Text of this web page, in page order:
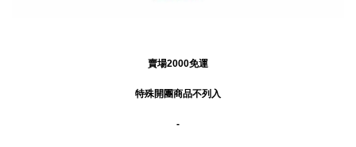
賣場2000免運
特殊開團商品不列入
-